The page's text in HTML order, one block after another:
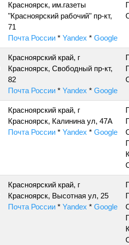
Красноярск, им.газеты
"Красноярский рабочий" пр-кт,
71
Почта России * Yandex * Google
Красноярский край, г
Красноярск, Свободный пр-кт,
82
Почта России * Yandex * Google
Красноярский край, г
Красноярск, Калинина ул, 47А
Почта России * Yandex * Google
Красноярский край, г
Красноярск, Высотная ул, 25
Почта России * Yandex * Google